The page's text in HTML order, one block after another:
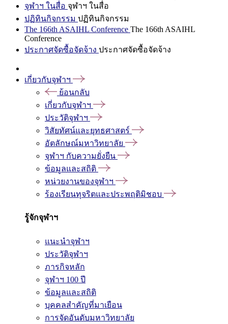
จุฬาฯ ในสื่อ จุฬาฯ ในสื่อ
ปฏิทินกิจกรรม ปฏิทินกิจกรรม
The 166th ASAIHL Conference The 166th ASAIHL
Conference
ประกาศจัดซื้อจัดจ้าง ประกาศจัดซื้อจัดจ้าง
เกี่ยวกับจุฬาฯ
ย้อนกลับ
เกี่ยวกับจุฬาฯ
ประวัติจุฬาฯ
วิสัยทัศน์และยุทธศาสตร์
อัตลักษณ์มหาวิทยาลัย
จุฬาฯ กับความยั่งยืน
ข้อมูลและสถิติ
หน่วยงานของจุฬาฯ
ร้องเรียนทุจริตและประพฤติมิชอบ
รู้จักจุฬาฯ
แนะนำจุฬาฯ
ประวัติจุฬาฯ
ภารกิจหลัก
จุฬาฯ 100 ปี
ข้อมูลและสถิติ
บุคคลสำคัญที่มาเยือน
การจัดอันดับมหาวิทยาลัย